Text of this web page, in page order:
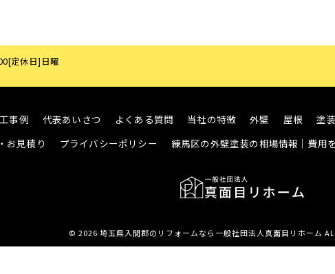
定休日]日曜
事例 代表あいさつ よくある質問 当社の特徴 外壁 屋根 塗装
お見積り
プライバシーポリシー 練馬区の外壁塗装の相場情報｜費用
© 2026 埼玉県入間郡のリフォームなら一般社団法人真面目リホーム